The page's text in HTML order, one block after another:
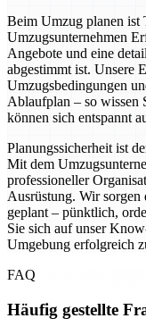
Beim Umzug planen ist
Umzugsunternehmen
Angebote und eine
abgestimmt ist. Unsere
Umzugsbedingungen
Ablaufplan – so wissen
können sich entspannt
Planungssicherheit ist
Mit dem
professioneller
Ausrüstung. Wir sorgen
geplant – pünktlich,
Sie sich auf unser
Umgebung erfolgreich
FAQ
Häufig gestellte